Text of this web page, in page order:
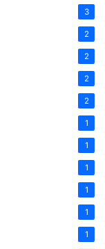
3
2
2
2
2
1
1
1
1
1
1